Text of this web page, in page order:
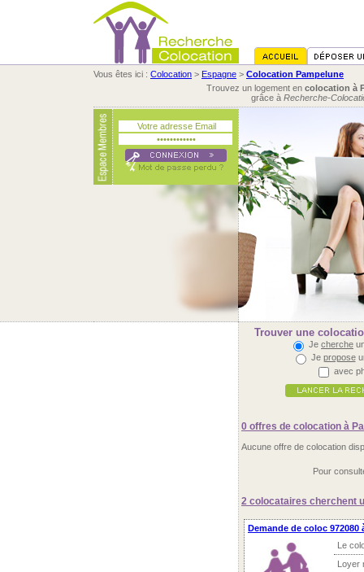
Vous êtes ici : Colocation > Espagne > Colocation Pampelune
Trouvez un logement en colocation à
grâce à Recherche-
Trouver une
Je cherche
Je propose
avec
0 offres de colocation à
Aucune offre de colocation
Pour
2 colocataires cherchent
Demande de coloc 972080
Le
Loyer